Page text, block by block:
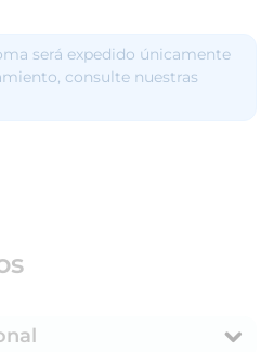
será expedido únicamente
consulte nuestras